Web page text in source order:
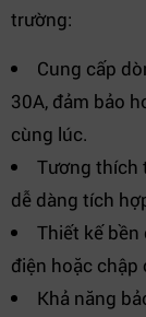
trường:
Cung cấp
30A, đảm bảo
cùng lúc.
Tương thích
dễ dàng tích
Thiết kế bền
điện hoặc chập
Khả năng